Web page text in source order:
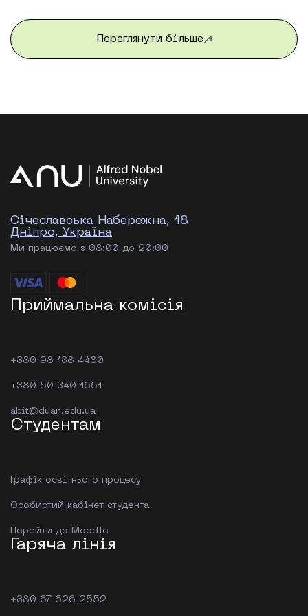
трьох насичених тижнів студенти повернулися
додому з новими […]Переглянути більше
Січеславська Набережна, 18
Дніпро, Україна
Ми працюємо з 08:00 до 20:00
Приймальна комісія
+380 98 138 4480
+380 50 340 1661
abit@duan.edu.ua
Студентам
Графік освітнього процесу
Особистий кабінет студента
Перейти до Moodle
Гаряча лінія
+380 67 626 2552